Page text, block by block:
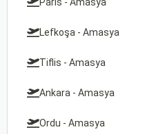
Lefkoşa - Amasya
Tiflis - Amasya
Ankara - Amasya
Ordu - Amasya